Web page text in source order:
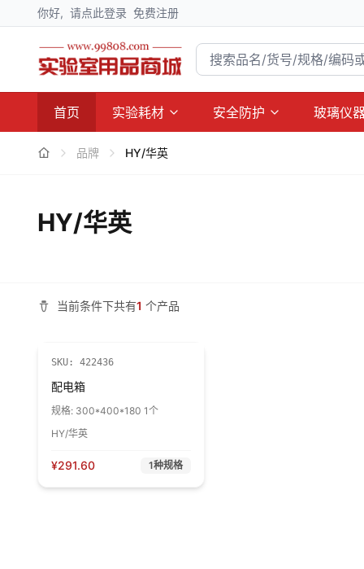
你好, 请点此登录 免费注册
首页 实验耗材 安全防护 玻璃仪
品牌 HY/华英
HY/华英
当前条件下共有1 个产品
SKU: 422436
配电箱
规格: 300*400*180 1个
HY/华英
¥291.60 1种规格